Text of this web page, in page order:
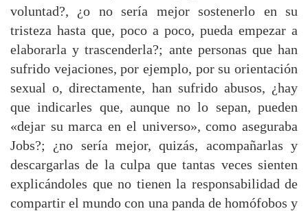
voluntad?, ¿o no sería mejor sostenerlo en su
tristeza hasta que, poco a poco, pueda empezar a
elaborarla y trascenderla?; ante personas que han
sufrido vejaciones, por ejemplo, por su orientación
sexual o, directamente, han sufrido abusos, ¿hay
que indicarles que, aunque no lo sepan, pueden
«dejar su marca en el universo», como aseguraba
Jobs?; ¿no sería mejor, quizás, acompañarlas y
descargarlas de la culpa que tantas veces sienten
explicándoles que no tienen la responsabilidad de
compartir el mundo con una panda de homófobos y